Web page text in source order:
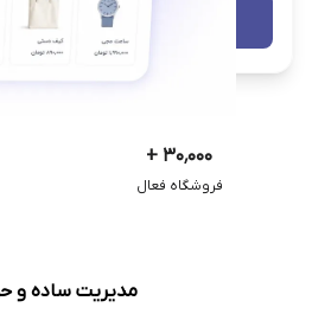
تست رایگان
۳۰٬۰۰۰ +
فروشگاه فعال
مدیریت ساده و